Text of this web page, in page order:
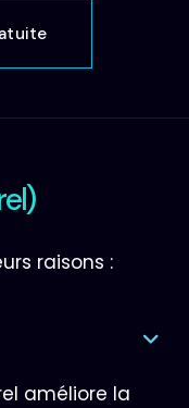
raisons :
améliore la